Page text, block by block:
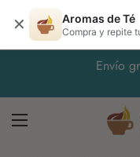
✕ Aromas de Té
Compra y repite
Envío